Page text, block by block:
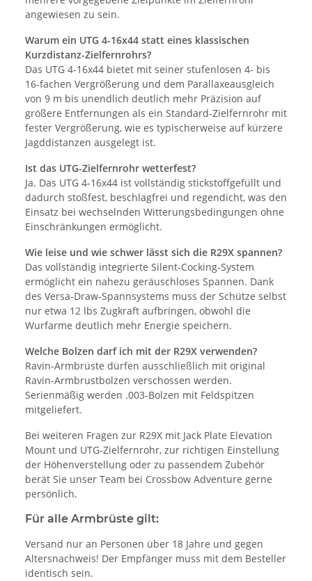
angewiesen zu sein.
Warum ein UTG 4-16x44 statt eines klassischen
Kurzdistanz-Zielfernrohrs?
Das UTG 4-16x44 bietet mit seiner stufenlosen 4- bis
16-fachen Vergrößerung und dem Parallaxeausgleich
von 9 m bis unendlich deutlich mehr Präzision auf
größere Entfernungen als ein Standard-Zielfernrohr mit
fester Vergrößerung, wie es typischerweise auf kürzere
Jagddistanzen ausgelegt ist.
Ist das UTG-Zielfernrohr wetterfest?
Ja. Das UTG 4-16x44 ist vollständig stickstoffgefüllt und
dadurch stoßfest, beschlagfrei und regendicht, was den
Einsatz bei wechselnden Witterungsbedingungen ohne
Einschränkungen ermöglicht.
Wie leise und wie schwer lässt sich die R29X spannen?
Das vollständig integrierte Silent-Cocking-System
ermöglicht ein nahezu geräuschloses Spannen. Dank
des Versa-Draw-Spannsystems muss der Schütze selbst
nur etwa 12 lbs Zugkraft aufbringen, obwohl die
Wurfarme deutlich mehr Energie speichern.
Welche Bolzen darf ich mit der R29X verwenden?
Ravin-Armbrüste dürfen ausschließlich mit original
Ravin-Armbrustbolzen verschossen werden.
Serienmäßig werden .003-Bolzen mit Feldspitzen
mitgeliefert.
Bei weiteren Fragen zur R29X mit Jack Plate Elevation
Mount und UTG-Zielfernrohr, zur richtigen Einstellung
der Höhenverstellung oder zu passendem Zubehör
berät Sie unser Team bei Crossbow Adventure gerne
persönlich.
Für alle Armbrüste gilt:
Versand nur an Personen über 18 Jahre und gegen
Altersnachweis! Der Empfänger muss mit dem Besteller
identisch sein.